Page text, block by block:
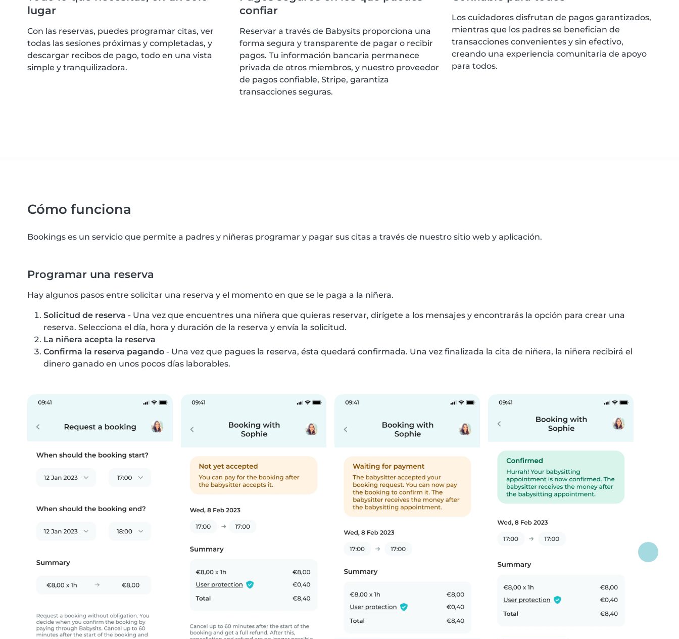
lugar
Con las reservas, puedes programar citas, ver
todas las sesiones próximas y completadas, y
descargar recibos de pago, todo en una vista
simple y tranquilizadora.
confiar
Reservar a través de Babysits proporciona una
forma segura y transparente de pagar o recibir
pagos. Tu información bancaria permanece
privada de otros miembros, y nuestro proveedor
de pagos confiable, Stripe, garantiza
transacciones seguras.
Los cuidadores disfrutan de pagos garantizados,
mientras que los padres se benefician de
transacciones convenientes y sin efectivo,
creando una experiencia comunitaria de apoyo
para todos.
Cómo funciona
Bookings es un servicio que permite a padres y niñeras programar y pagar sus citas a través de nuestro sitio web y aplicación.
Programar una reserva
Hay algunos pasos entre solicitar una reserva y el momento en que se le paga a la niñera.
Solicitud de reserva - Una vez que encuentres una niñera que quieras reservar, dirígete a los mensajes y encontrarás la opción para crear una
reserva. Selecciona el día, hora y duración de la reserva y envía la solicitud.
La niñera acepta la reserva
Confirma la reserva pagando - Una vez que pagues la reserva, ésta quedará confirmada. Una vez finalizada la cita de niñera, la niñera recibirá el
dinero ganado en unos pocos días laborables.